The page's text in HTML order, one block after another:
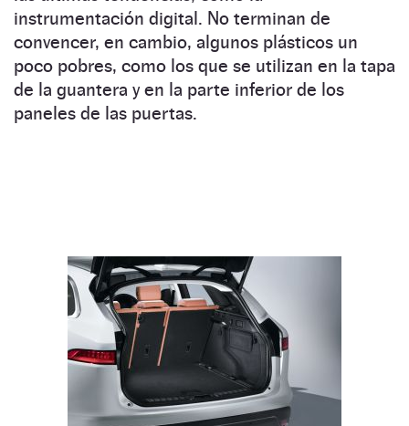
instrumentación digital. No terminan de
convencer, en cambio, algunos plásticos un
poco pobres, como los que se utilizan en la tapa
de la guantera y en la parte inferior de los
paneles de las puertas.